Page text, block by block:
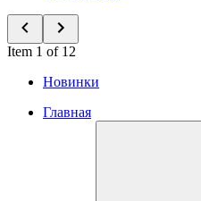
Item 1 of 12
Новинки
Главная